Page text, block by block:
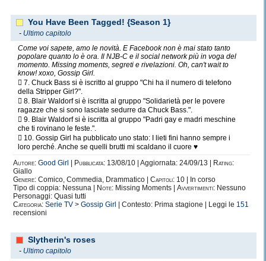
You Have Been Tagged! {Season 1}
- Ultimo capitolo
Come voi sapete, amo le novità. E Facebook non è mai stato tanto
popolare quanto lo è ora. Il NJB-C e il social network più in voga del
momento. Missing moments, segreti e rivelazioni. Oh, can't wait to
know! xoxo, Gossip Girl.
 7. Chuck Bass si è iscritto al gruppo "Chi ha il numero di telefono
della Stripper Girl?".
 8. Blair Waldorf si è iscritta al gruppo "Solidarietà per le povere
ragazze che si sono lasciate sedurre da Chuck Bass.".
 9. Blair Waldorf si è iscritta al gruppo "Padri gay e madri meschine
che ti rovinano le feste.".
 10. Gossip Girl ha pubblicato uno stato: I lieti fini hanno sempre i
loro perché. Anche se quelli brutti mi scaldano il cuore ♥
Autore: Good Girl Pubblicata: 13/08/10 | Aggiornata: 24/09/13 |
Rating:
Giallo
Genere: Comico, Commedia, Drammatico | Capitoli: 10 | In corso
Tipo di coppia: Nessuna |
Note: Missing Moments | Avvertimenti: Nessuno
Personaggi: Quasi tutti
Categoria: Serie TV > Gossip Girl | Contesto: Prima stagione | Leggi le 151
recensioni
Slytherin's roses
- Ultimo capitolo